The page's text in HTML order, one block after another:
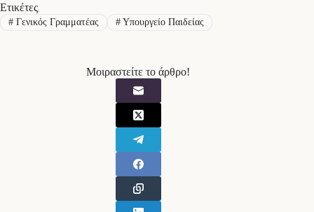
Ετικέτες
#Γενικός Γραμματέας #Υπουργείο Παιδείας
Μοιραστείτε το άρθρο!